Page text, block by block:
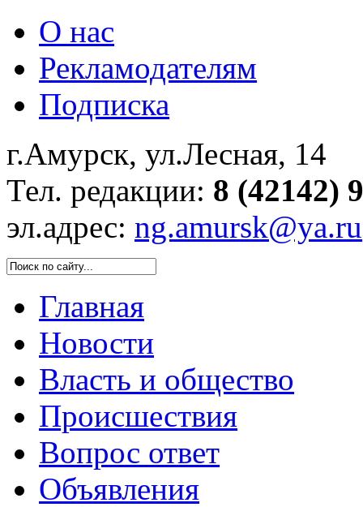
О нас
Рекламодателям
Подписка
г.Амурск, ул.Лесная, 14
Тел. редакции: 8 (42142)
эл.адрес: ng.amursk@ya.ru
Главная
Новости
Власть и общество
Происшествия
Вопрос ответ
Объявления